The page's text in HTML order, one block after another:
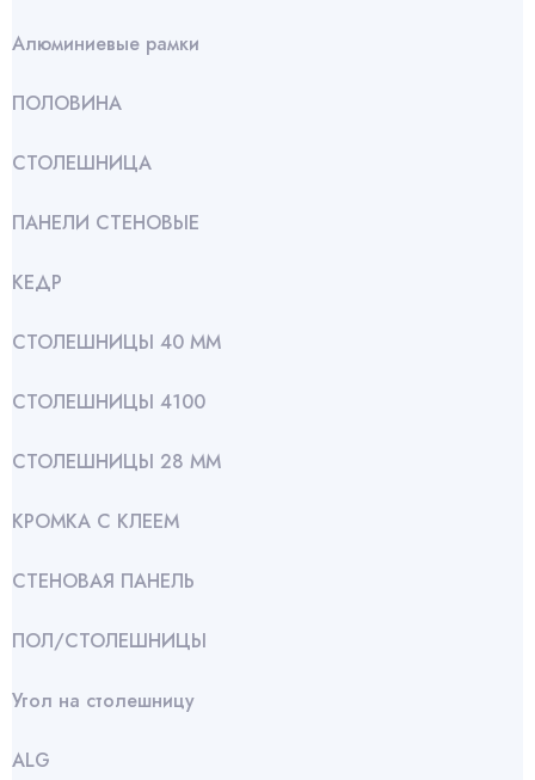
Алюминиевые рамки
ПОЛОВИНА
СТОЛЕШНИЦА
ПАНЕЛИ СТЕНОВЫЕ
КЕДР
СТОЛЕШНИЦЫ 40 ММ
СТОЛЕШНИЦЫ 4100
СТОЛЕШНИЦЫ 28 ММ
КРОМКА С КЛЕЕМ
СТЕНОВАЯ ПАНЕЛЬ
ПОЛ/СТОЛЕШНИЦЫ
Угол на столешницу
АLG